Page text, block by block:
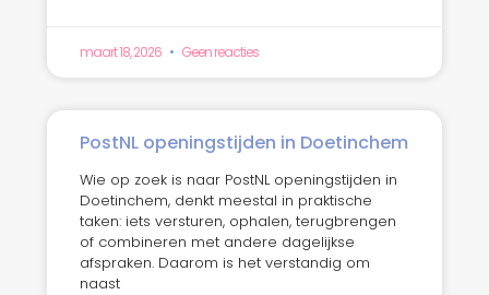
maart 18, 2026 Geen reacties
PostNL openingstijden in Doetinchem
Wie op zoek is naar PostNL openingstijden in
Doetinchem, denkt meestal in praktische
taken: iets versturen, ophalen, terugbrengen
of combineren met andere dagelijkse
afspraken. Daarom is het verstandig om
naast